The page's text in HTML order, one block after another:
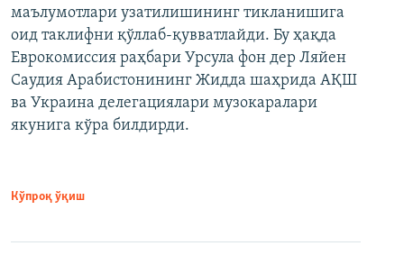
маълумотлари узатилишининг тикланишига
оид таклифни қўллаб-қувватлайди. Бу ҳақда
Еврокомиссия раҳбари Урсула фон дер Ляйен
Саудия Арабистонининг Жидда шаҳрида АҚШ
ва Украина делегациялари музокаралари
якунига кўра билдирди.
Кўпроқ ўқиш